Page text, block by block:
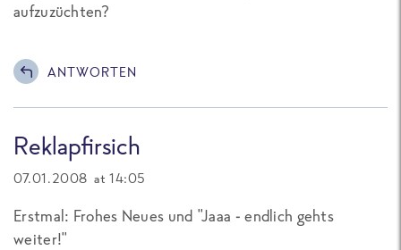
aufzuzüchten?
ANTWORTEN
Reklapfirsich
07.01.2008 at 14:05
Erstmal: Frohes Neues und "Jaaa - endlich gehts
weiter!"